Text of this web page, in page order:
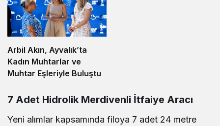
Arbil Akın, Ayvalık’ta
Kadın Muhtarlar ve
Muhtar Eşleriyle Buluştu
7 Adet Hidrolik Merdivenli İtfaiye Aracı
Yeni alımlar kapsamında filoya 7 adet 24 metre